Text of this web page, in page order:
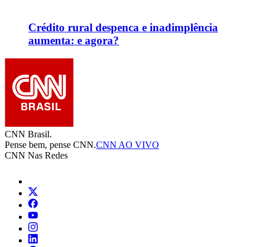
Crédito rural despenca e inadimplência
aumenta: e agora?
CNN Brasil.
Pense bem, pense CNN.CNN AO VIVO
CNN Nas Redes